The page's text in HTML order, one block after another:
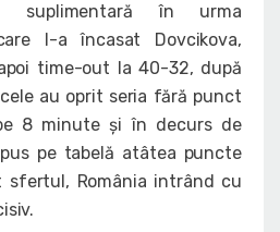
suplimentară în urma
l-a încasat Dovcikova,
time-out la 40-32, după
au oprit seria fără punct
8 minute și în decurs de
pe tabelă atâtea puncte
România intrând cu